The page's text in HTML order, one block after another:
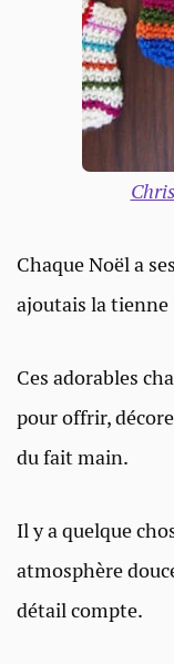
Chaque Noël a
ajoutais la tienne
Ces adorables
pour offrir,
du fait main.
Il y a quelque
atmosphère
détail compte.